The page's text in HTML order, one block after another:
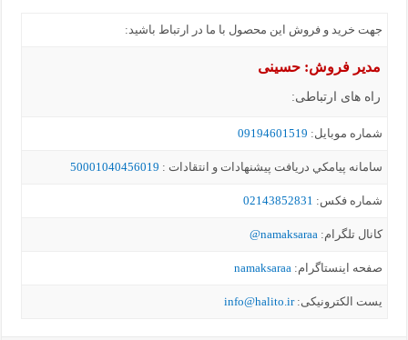
جهت خرید و فروش این محصول با ما در ارتباط باشید:
مدیر فروش: حسینی
راه های ارتباطی:
شماره موبايل: 09194601519
سامانه پيامکي دریافت پیشنهادات و انتقادات : 50001040456019
شماره فکس: 02143852831
کانال تلگرام: namaksaraa@
صفحه اینستاگرام: namaksaraa
یست الکترونیکی:info@halito.ir